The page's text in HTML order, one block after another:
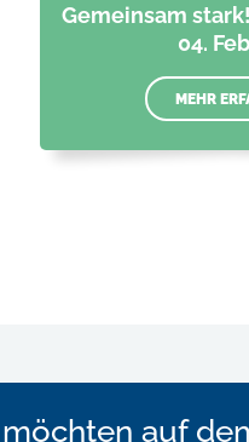
Gemeinsam
04.
MEHR
auf